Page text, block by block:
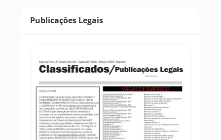
Publicações Legais